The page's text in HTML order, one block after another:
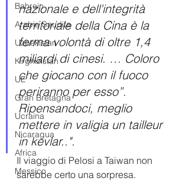
Bahrein
Arabia Saudita
Uzbekistan
Kirghizistan
UE
Gran Bretagna
Ucraina
Nicaragua
Africa
Messico
nazionale e dell'integrità
territoriale della Cina è la
ferma volontà di oltre 1,4
miliardi di cinesi. … Coloro
che giocano con il fuoco
periranno per esso”.
Ripensandoci, meglio
mettere in valigia un tailleur
in kevlar..".
Il viaggio di Pelosi a Taiwan non
sarebbe certo una sorpresa.